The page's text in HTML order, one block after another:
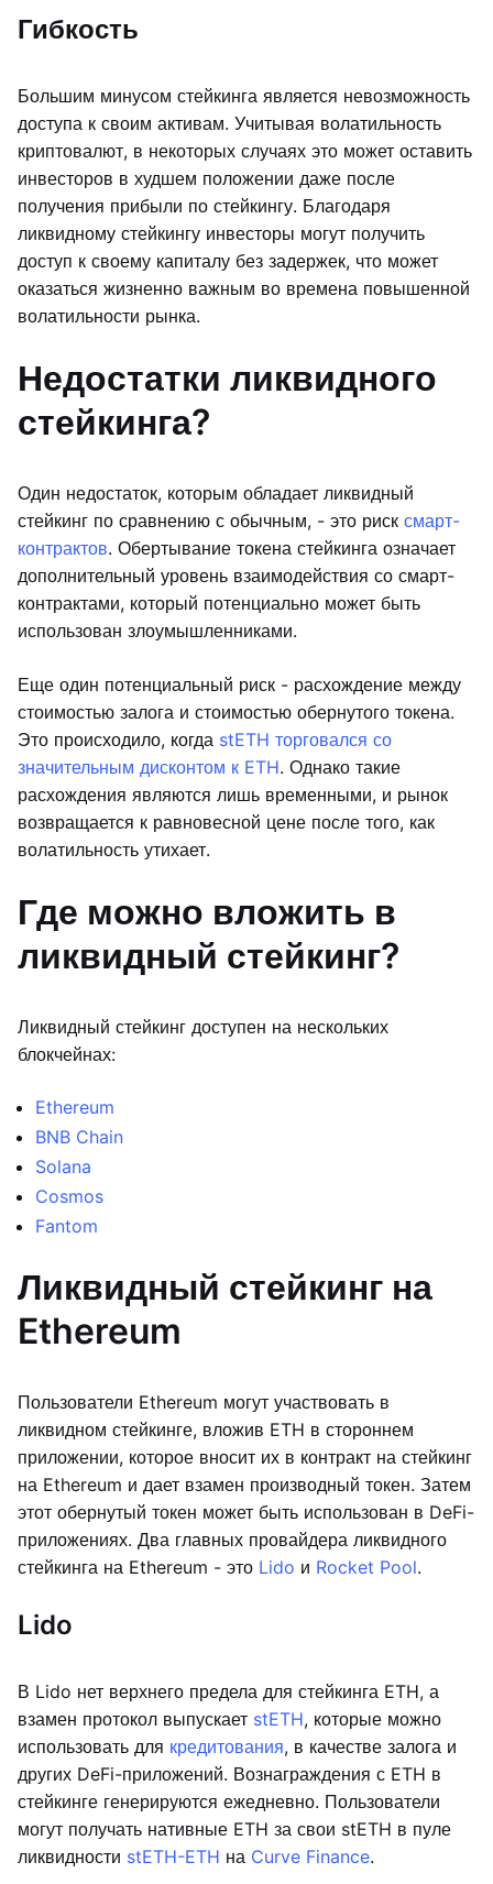
Гибкость
Большим минусом стейкинга является невозможность
доступа к своим активам. Учитывая волатильность
криптовалют, в некоторых случаях это может оставить
инвесторов в худшем положении даже после
получения прибыли по стейкингу. Благодаря
ликвидному стейкингу инвесторы могут получить
доступ к своему капиталу без задержек, что может
оказаться жизненно важным во времена повышенной
волатильности рынка.
Недостатки ликвидного
стейкинга?
Один недостаток, которым обладает ликвидный
стейкинг по сравнению с обычным, - это риск смарт-
контрактов. Обертывание токена стейкинга означает
дополнительный уровень взаимодействия со смарт-
контрактами, который потенциально может быть
использован злоумышленниками.
Еще один потенциальный риск - расхождение между
стоимостью залога и стоимостью обернутого токена.
Это происходило, когда stETH торговался со
значительным дисконтом к ETH. Однако такие
расхождения являются лишь временными, и рынок
возвращается к равновесной цене после того, как
волатильность утихает.
Где можно вложить в
ликвидный стейкинг?
Ликвидный стейкинг доступен на нескольких
блокчейнах:
Ethereum
BNB Chain
Solana
Cosmos
Fantom
Ликвидный стейкинг на
Ethereum
Пользователи Ethereum могут участвовать в
ликвидном стейкинге, вложив ETH в стороннем
приложении, которое вносит их в контракт на стейкинг
на Ethereum и дает взамен производный токен. Затем
этот обернутый токен может быть использован в DeFi-
приложениях. Два главных провайдера ликвидного
стейкинга на Ethereum - это Lido и Rocket Pool.
Lido
В Lido нет верхнего предела для стейкинга ETH, а
взамен протокол выпускает stETH, которые можно
использовать для кредитования, в качестве залога и
других DeFi-приложений. Вознаграждения с ETH в
стейкинге генерируются ежедневно. Пользователи
могут получать нативные ETH за свои stETH в пуле
ликвидности stETH-ETH на Curve Finance.